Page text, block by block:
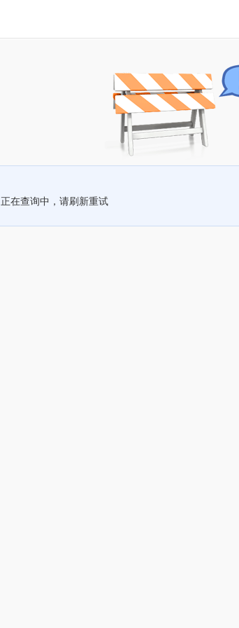
正在查询中，请刷新重试